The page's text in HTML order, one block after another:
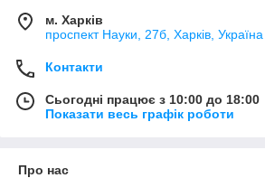
м. Харків
проспект Науки, 27б, Харків, Україна
Контакти
Сьогодні працює з 10:00 до 18:00
Показати весь графік роботи
Про нас